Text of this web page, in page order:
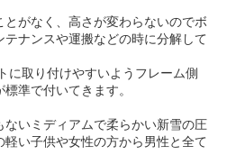
がなく、高さが変わらないのでボ
ナンスや運搬などの時に分解して
に取り付けやすいようフレーム側
準で付いてきます。
いミディアムで柔らかい新雪の圧
い子供や女性の方から男性と全て